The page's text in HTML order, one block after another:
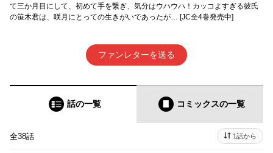
て三か月目にして、初めて手を繋ぎ、気分はウハウハ！カッコよすぎる彼氏
の笹木君は、咲月にとっての生きがいであったが… [JC全4巻発売中]
ファンレターを送る
話の一覧 コミックスの一覧
全38話 1話から